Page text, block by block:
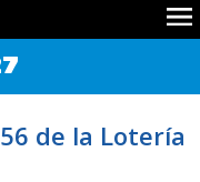
de la Lotería